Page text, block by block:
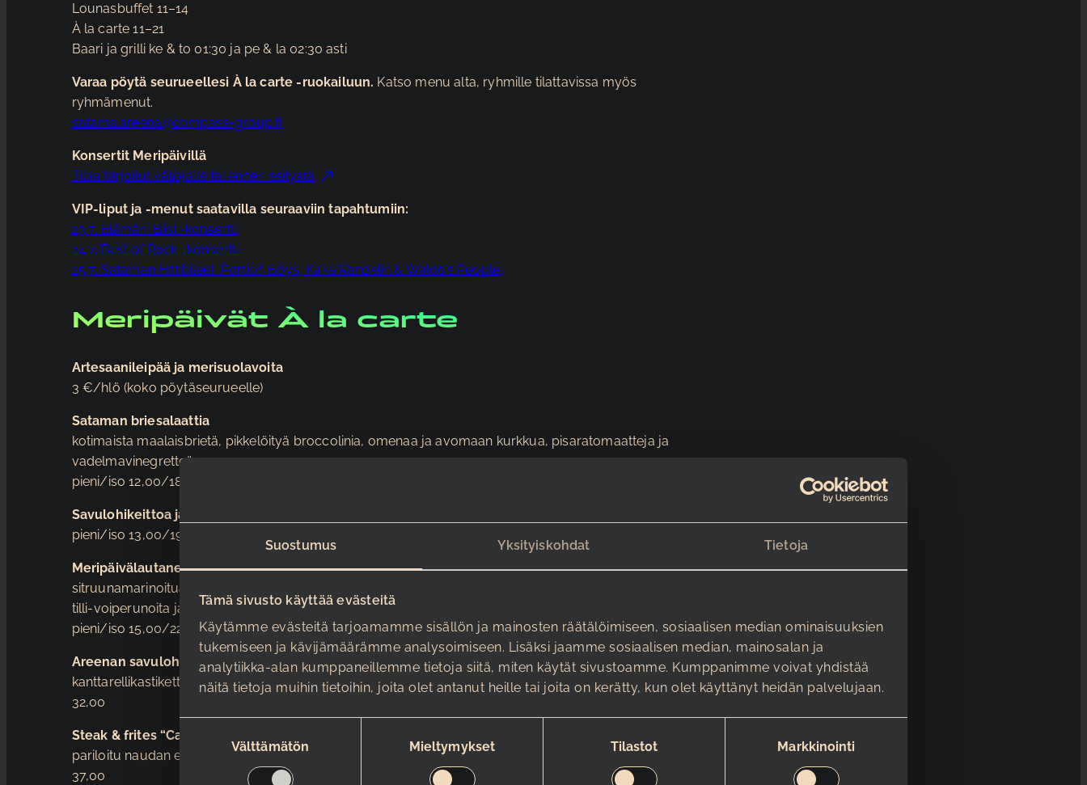
Suostumus Yksityiskohdat Tietoja
Tämä sivusto käyttää evästeitä
Käytämme evästeitä tarjoamamme sisällön ja mainosten räätälöimiseen, sosiaalisen median ominaisuuksien
tukemiseen ja kävijämäärämme analysoimiseen. Lisäksi jaamme sosiaalisen median, mainosalan ja
analytiikka-alan kumppaneillemme tietoja siitä, miten käytät sivustoamme. Kumppanimme voivat yhdistää
näitä tietoja muihin tietoihin, joita olet antanut heille tai joita on kerätty, kun olet käyttänyt heidän palvelujaan.
o
Välttämätön Mieltymykset Tilastot Markkinointi
Lounasbuffet 11–14
À la carte 11–21
Baari ja grilli ke & to 01:30 ja pe & la 02:30 asti
Varaa pöytä seurueellesi À la carte -ruokailuun. Katso menu alta, ryhmille tilattavissa myös
ryhmämenut.
satama.areena@compass-group.fi
Konsertit Meripäivillä
Tilaa tarjoilut väliajalle tai ennen esitystä
VIP-liput ja -menut saatavilla seuraaviin tapahtumiin:
23.7. Elämäni Biisi -konsertti
24.7. Best of Rock -konsertti
25.7. Sataman Hittibileet: Portion Boys, Kake Randelin & Waldo’s People
Meripäivät À la carte
Artesaanileipää ja merisuolavoita
3 €/hlö (koko pöytäseurueelle)
Sataman briesalaattia
kotimaista maalaisbrietä, pikkelöityä broccolinia, omenaa ja avomaan kurkkua, pisaratomaatteja ja
vadelmavinegretteä
pieni/iso 12,00/18,00
Savulohikeittoa ja voissa paahdettua ruisleipää
pieni/iso 13,00/19,50
Meripäivälautanen
sitruunamarinoitua silakkaa, graavattua lohta ja savuahvenmoussea,
tilli-voiperunoita ja ruisleipää
pieni/iso 15,00/22,50
Areenan savulohta
kanttarellikastiketta ja tilli-voiperunaa
32,00
Steak & frites “Cafe de Paris”
pariloitu naudan entrecote 250 g, Cafe de Paris-maustevoita ja friteerattua varhaisperunaa
37,00